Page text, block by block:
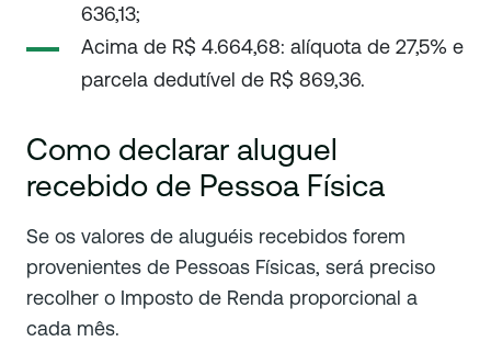
636,13;
Acima de R$ 4.664,68: alíquota de 27,5% e
parcela dedutível de R$ 869,36.
Como declarar aluguel
recebido de Pessoa Física
Se os valores de aluguéis recebidos forem
provenientes de Pessoas Físicas, será preciso
recolher o Imposto de Renda proporcional a
cada mês.